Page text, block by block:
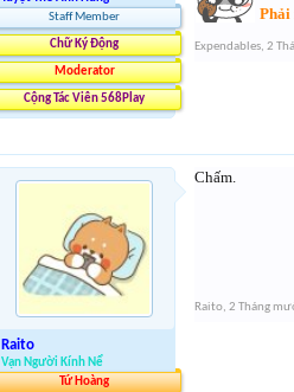
Staff Member
Chữ Ký Động
Moderator
Cộng Tác Viên 568Play
Phải
Expendables, 2
Raito
Vạn Người Kính Nể
Tứ Hoàng
Chấm.
Raito, 2 Tháng